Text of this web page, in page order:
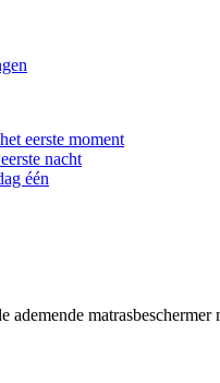
eerste moment
nacht
één
matrasbeschermer